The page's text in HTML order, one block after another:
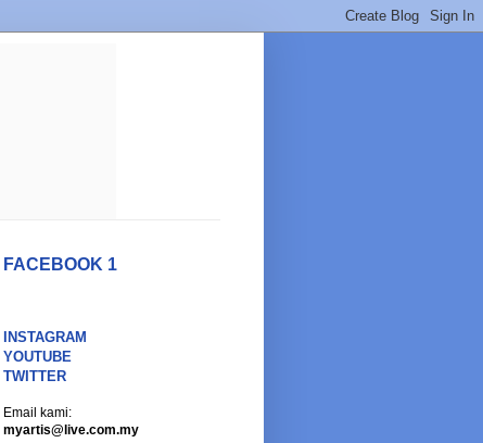
FACEBOOK 1
INSTAGRAM
YOUTUBE
TWITTER
Email kami:
myartis@live.com.my